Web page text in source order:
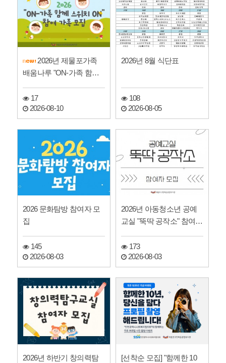
배움나루 "ON-가족 함께
17
2026-08-10
2026년 8월 식단표
108
2026-08-05
2026 문화탐방 참여자 모
집
145
2026-08-03
2026년 아동청소년 공예
교실 "뚝딱 공작소" 참여자
173
2026-08-03
2026년 하반기 창의력탐
[선착순 모집] "함께한 10